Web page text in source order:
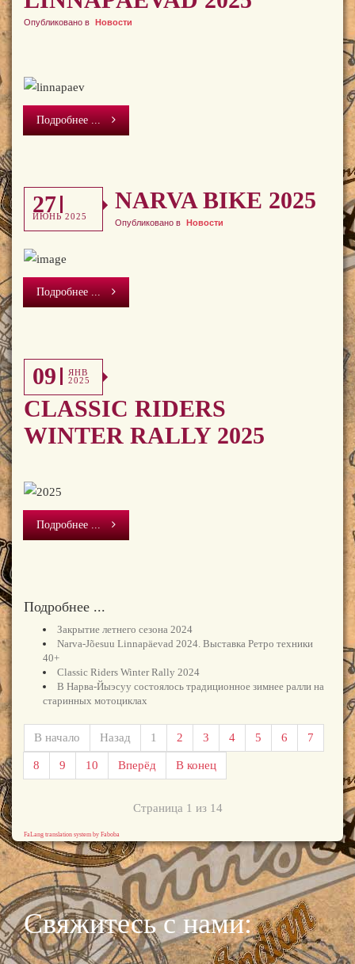
Опубликовано в Новости
Подробнее ...
27
ИЮНЬ 2025
NARVA BIKE 2025
Опубликовано в Новости
Подробнее ...
09
ЯНВ
2025
CLASSIC RIDERS
WINTER RALLY 2025
Подробнее ...
Подробнее ...
Закрытие летнего сезона 2024
Narva-Jõesuu Linnapäevad 2024. Выставка Ретро техники
40+
Classic Riders Winter Rally 2024
В Нарва-Йыэсуу состоялось традиционное зимнее ралли на
старинных мотоциклах
В начало Назад 1 2 3 4 5 6 7
8 9 10 Вперёд В конец
Страница 1 из 14
FaLang translation system by Faboba
Свяжитесь с нами: